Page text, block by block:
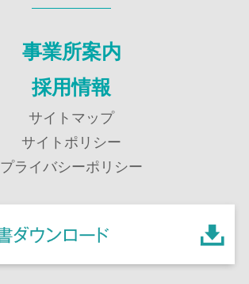
事業所案内
採用情報
サイトマップ
サイトポリシー
プライバシーポリシー